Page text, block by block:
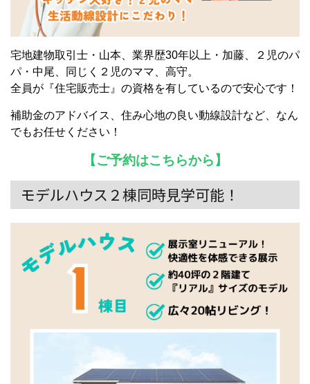
宅地建物取引士・山本、業界歴30年以上・加藤、２児のパ
パ・中尾、同じく２児のママ、高守。
全員が『住宅販売士』の資格を有しているので安心です！
補助金のアドバイス、住み心地の良い動線設計など、なん
でもお任せください！
【ご予約はこちらから】
モデルハウス２棟同時見学可能！